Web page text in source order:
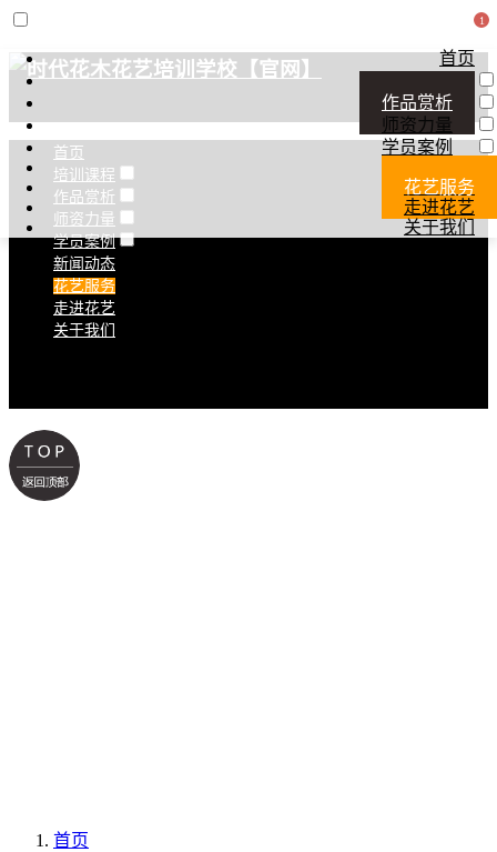
首页
培训课程
作品赏析
师资力量
学员案例
新闻动态
花艺服务
走进花艺
关于我们
首页
作品赏析
师资力量
学员案例
花艺服务
走进花艺
关于我们
首页